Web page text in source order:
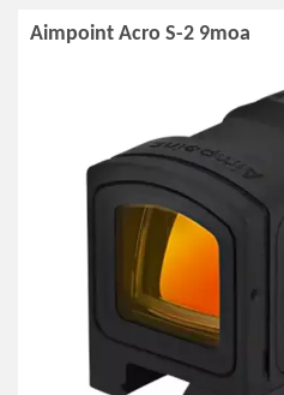
Aimpoint Acro S-2 9moa